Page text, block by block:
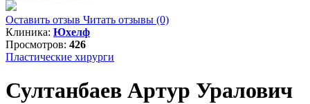
Оставить отзыв Читать отзывы (0)
Клиника: Юхелф
Просмотров: 426
Пластические хирурги
Султанбаев Артур Уралович